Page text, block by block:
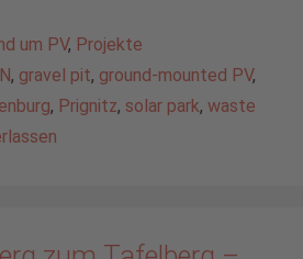
um PV, Projekte
, gravel pit, ground-mounted PV,
, Prignitz, solar park, waste